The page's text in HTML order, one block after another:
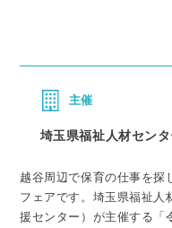
主催
埼玉県福祉人材セン
越谷周辺で保育の仕事を探
フェアです。埼玉県福祉人
援センター）が主催する「